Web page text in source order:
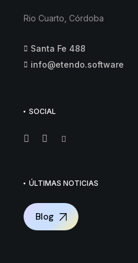
Rio Cuarto, Córdoba
Santa Fe 488
info@etendo.software
SOCIAL
ÚLTIMAS NOTICIAS
Blog